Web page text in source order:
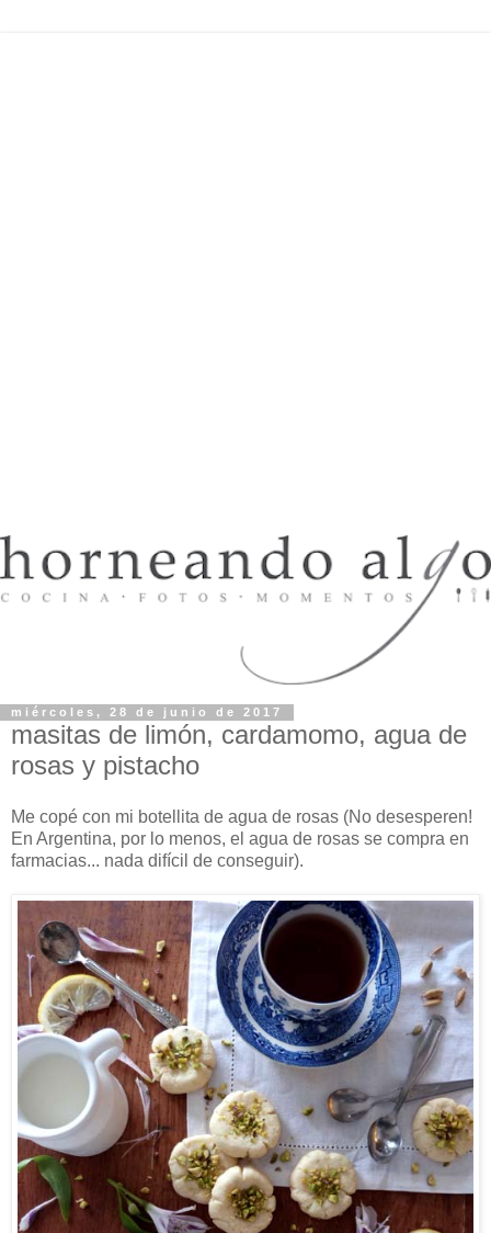
miércoles, 28 de junio de 2017
masitas de limón, cardamomo, agua de
rosas y pistacho
Me copé con mi botellita de agua de rosas (No desesperen!
En Argentina, por lo menos, el agua de rosas se compra en
farmacias... nada difícil de conseguir).